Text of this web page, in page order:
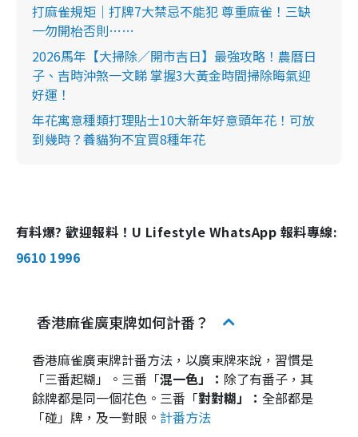
打麻雀規矩｜打牌7大禁忌不能犯 尊重麻雀！三缺
一勿開枱否則……
2026馬年【大掃除／開市吉日】最強攻略！農曆日
子、吉時沖煞一文睇 掌握3大黃金時間掃除晦氣迎
好運！
年花寓意種類打理貼士10大新年好意頭年花！可放
到幾時？養貓狗不宜買8種年花
有料爆? 歡迎報料！U Lifestyle WhatsApp 報料專線:
9610 1996
香港麻雀廣東牌如何計番？
香港麻雀廣東牌計番方法，以廣東牌來說，習慣是
「三番起糊」。三番「混一色」： 除了有番子，其
餘牌都是同一個花色。三番「對對糊」： 全部都是
「碰」牌，及一對眼。 計番方法